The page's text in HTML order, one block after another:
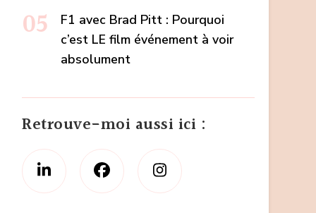
F1 avec Brad Pitt : Pourquoi
c’est LE film événement à voir
absolument
Retrouve-moi aussi ici :